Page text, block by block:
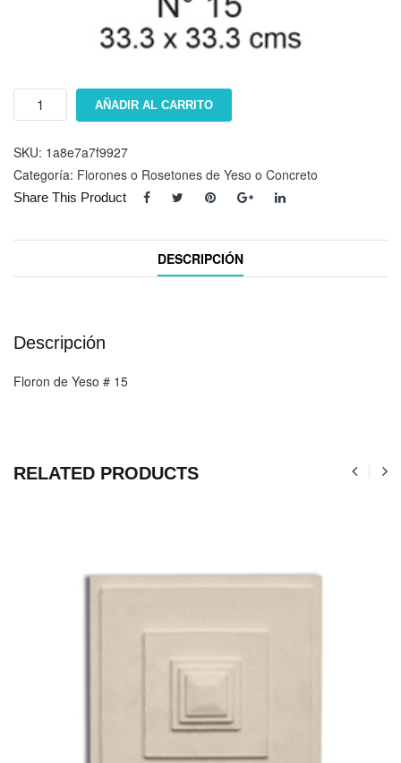
Floron
cantidad
AÑADIR AL CARRITO
SKU: 1a8e7a7f9927
Categoría: Florones o Rosetones de Yeso o Concreto
Share This Product
DESCRIPCIÓN
Descripción
Floron de Yeso # 15
RELATED PRODUCTS